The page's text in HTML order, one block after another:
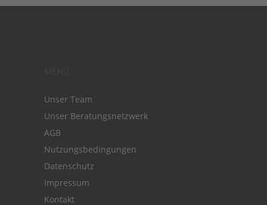
Unser Team
Unser Beratungsnetzwerk
AGB
Nutzungsbedingungen
Datenschutz
Impressum
Kontakt